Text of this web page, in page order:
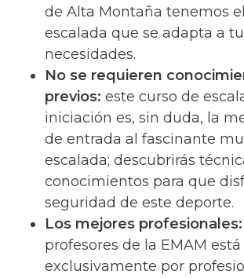
de Alta Montaña tenemos
escalada que se adapta a
necesidades.
No se requieren
previos: este curso de
iniciación es, sin duda, la
de entrada al fascinante
escalada; descubrirás
conocimientos para que
seguridad de este deporte.
Los mejores profesionales:
profesores de la EMAM
exclusivamente por